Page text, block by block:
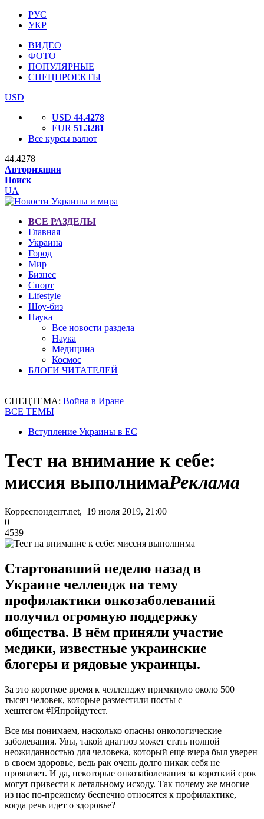
РУС
УКР
ВИДЕО
ФОТО
ПОПУЛЯРНЫЕ
СПЕЦПРОЕКТЫ
USD
USD 44.4278
EUR 51.3281
Все курсы валют
44.4278
Авторизация
Поиск
UA
ВСЕ РАЗДЕЛЫ
Главная
Украина
Город
Мир
Бизнес
Спорт
Lifestyle
Шоу-биз
Наука
Все новости раздела
Наука
Медицина
Космос
БЛОГИ ЧИТАТЕЛЕЙ
СПЕЦТЕМА: Война в Иране
ВСЕ ТЕМЫ
Вступление Украины в ЕС
Тест на внимание к себе:
миссия выполнимаРеклама
Корреспондент.net, 19 июля 2019, 21:00
0
4539
Стартовавший неделю назад в
Украине челлендж на тему
профилактики онкозаболеваний
получил огромную поддержку
общества. В нём приняли участие
медики, известные украинские
блогеры и рядовые украинцы.
За это короткое время к челленджу примкнуло около 500
тысяч человек, которые разместили посты с
хештегом #ІЯпройдутест.
Все мы понимаем, насколько опасны онкологические
заболевания. Увы, такой диагноз может стать полной
неожиданностью для человека, который еще вчера был уверен
в своем здоровье, ведь рак очень долго никак себя не
проявляет. И да, некоторые онкозаболевания за короткий срок
могут привести к летальному исходу. Так почему же многие
из нас по-прежнему беспечно относятся к профилактике,
когда речь идет о здоровье?